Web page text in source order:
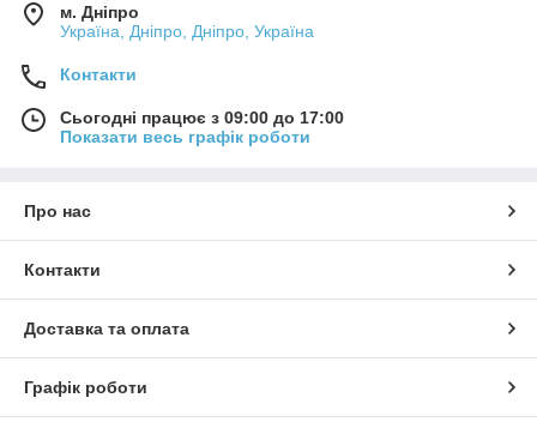
м. Дніпро
Україна, Дніпро, Дніпро, Україна
Контакти
Сьогодні працює з 09:00 до 17:00
Показати весь графік роботи
Про нас
Контакти
Доставка та оплата
Графік роботи